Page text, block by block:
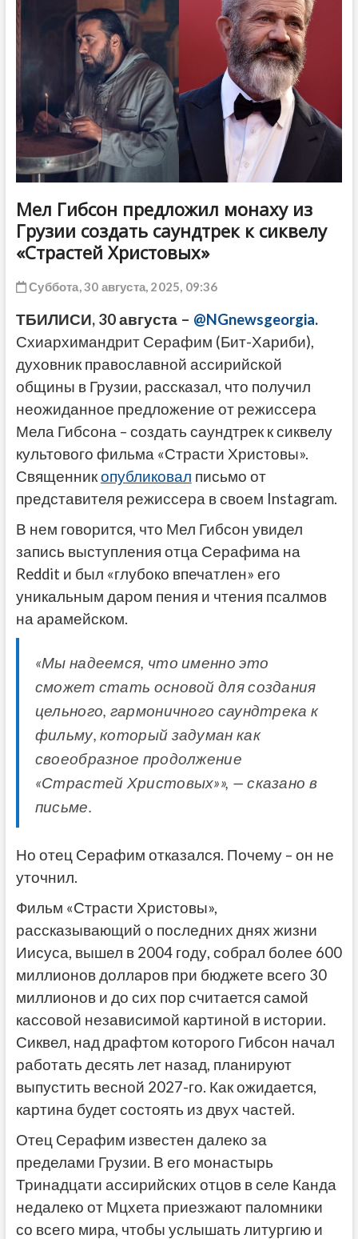
Мел Гибсон предложил монаху из
Грузии создать саундтрек к сиквелу
«Страстей Христовых»
Суббота, 30 августа, 2025, 09:36
ТБИЛИСИ, 30 августа – @NGnewsgeorgia.
Схиархимандрит Серафим (Бит-Хариби),
духовник православной ассирийской
общины в Грузии, рассказал, что получил
неожиданное предложение от режиссера
Мела Гибсона – создать саундтрек к сиквелу
культового фильма «Страсти Христовы».
Священникопубликовал письмо от
представителя режиссера в своем Instagram.
В нем говорится, что Мел Гибсон увидел
запись выступления отца Серафима на
Reddit и был «глубоко впечатлен» его
уникальным даром пения и чтения псалмов
на арамейском.
«Мы надеемся, что именно это
сможет стать основой для создания
цельного, гармоничного саундтрека к
фильму, который задуман как
своеобразное продолжение
«Страстей Христовых»», — сказано в
письме.
Но отец Серафим отказался. Почему – он не
уточнил.
Фильм «Страсти Христовы»,
рассказывающий о последних днях жизни
Иисуса, вышел в 2004 году, собрал более 600
миллионов долларов при бюджете всего 30
миллионов и до сих пор считается самой
кассовой независимой картиной в истории.
Сиквел, над драфтом которого Гибсон начал
работать десять лет назад, планируют
выпустить весной 2027-го. Как ожидается,
картина будет состоять из двух частей.
Отец Серафим известен далеко за
пределами Грузии. В его монастырь
Тринадцати ассирийских отцов в селе Канда
недалеко от Мцхета приезжают паломники
со всего мира, чтобы услышать литургию и